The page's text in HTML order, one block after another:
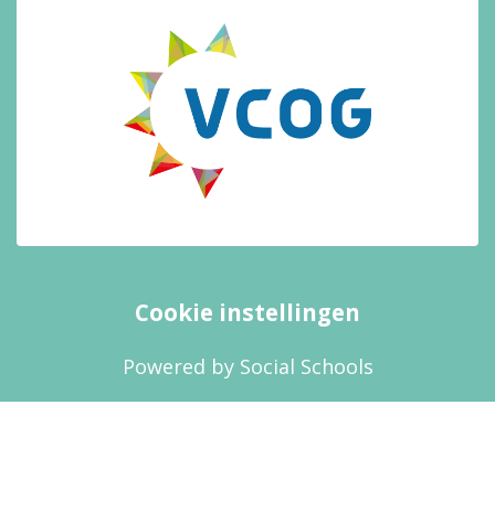
Cookie instellingen
Powered by Social Schools